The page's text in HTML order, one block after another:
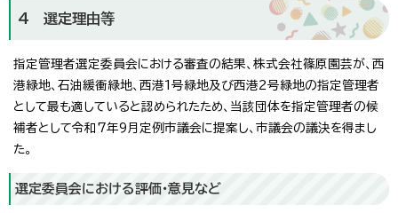
4 選定理由等
指定管理者選定委員会における審査の結果、株式会社篠原園芸が、西
港緑地、石油緩衝緑地、西港1号緑地及び西港2号緑地の指定管理者
として最も適していると認められたため、当該団体を指定管理者の候
補者として令和7年9月定例市議会に提案し、市議会の議決を得まし
た。
選定委員会における評価・意見など